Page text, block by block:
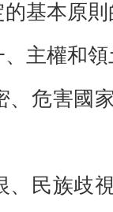
基本原則
主權和領
危害國家
民族歧視